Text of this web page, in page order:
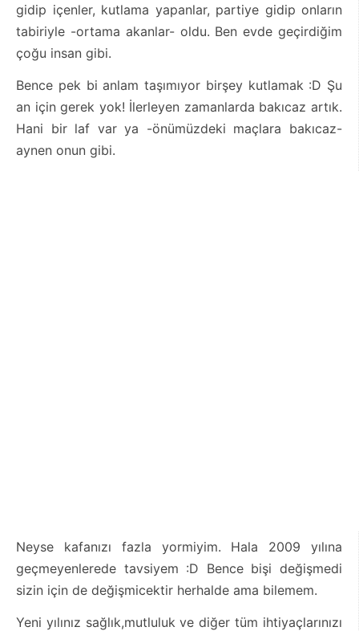
gidip içenler, kutlama yapanlar, partiye gidip onların
tabiriyle -ortama akanlar- oldu. Ben evde geçirdiğim
çoğu insan gibi.
Bence pek bi anlam taşımıyor birşey kutlamak :D Şu
an için gerek yok! İlerleyen zamanlarda bakıcaz artık.
Hani bir laf var ya -önümüzdeki maçlara bakıcaz-
aynen onun gibi.
Neyse kafanızı fazla yormiyim. Hala 2009 yılına
geçmeyenlerede tavsiyem :D Bence bişi değişmedi
sizin için de değişmicektir herhalde ama bilemem.
Yeni yılınız sağlık,mutluluk ve diğer tüm ihtiyaçlarınızı